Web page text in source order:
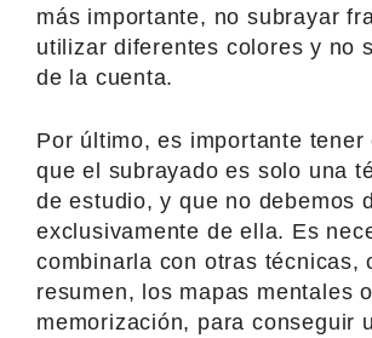
más importante, no subrayar
utilizar diferentes colores y no
de la cuenta.
Por último, es importante tener
que el subrayado es solo una
de estudio, y que no debemos
exclusivamente de ella. Es
combinarla con otras técnicas,
resumen, los mapas mentales
memorización, para conseguir